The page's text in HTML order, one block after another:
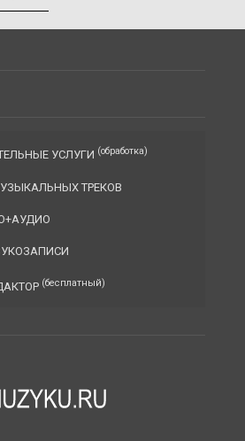
УСЛУГИ (обработка)
ТРЕКОВ
(бесплатный)